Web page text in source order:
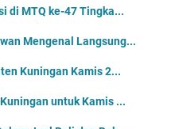
di MTQ ke-47 Tingka...
Mengenal Langsung...
Kuningan Kamis 2...
untuk Kamis ...